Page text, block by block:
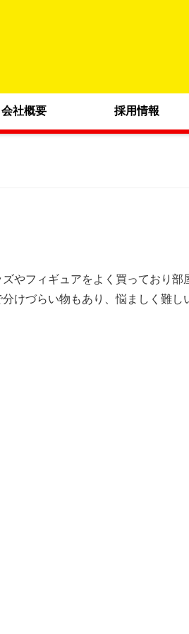
会社概要 採用情報
やフィギュアをよく買っており部
けづらい物もあり、悩ましく難し